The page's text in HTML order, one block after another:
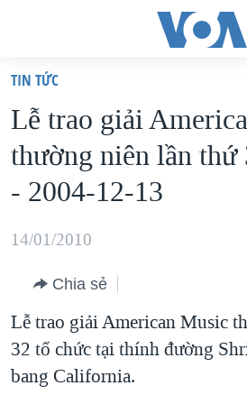
truy
cập
Tới
chính
hướng
chính
Đi
VIỆT NAM
HOA KỲ
BIỂN ĐÔNG
THẾ GIỚI
DIỄN ĐÀN
MỤC
TỰ DO BÁO CHÍ
VẠCH TRẦN TIN GIẢ
CHUYÊN ĐỀ
CHIẾN TRANH THƯƠNG MẠI CỦA
HỌC TIẾNG ANH
TIN TỨC
Lễ trao giải
thường niên lần
- 2004-12-13
14/01/2010
Chia sẻ
Lễ trao giải American Music
32 tổ chức tại thính đường
bang California.